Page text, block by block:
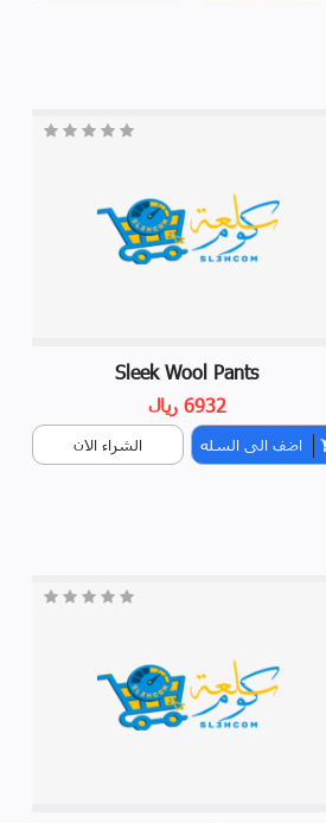
Sleek Wool Pants
6932 ريال
اضف الى السله الشراء الان